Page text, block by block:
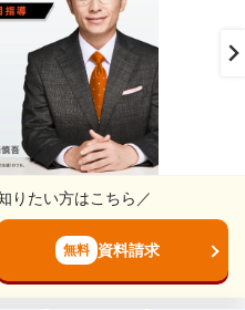
りたい方はこちら／
無料 資料請求